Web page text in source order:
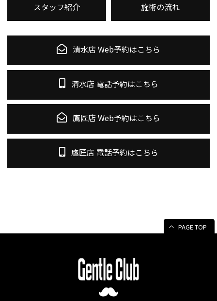
スタッフ紹介 施術の流れ
清水店 Web予約はこちら
清水店 電話予約はこちら
鷹匠店 Web予約はこちら
鷹匠店 電話予約はこちら
PAGE TOP